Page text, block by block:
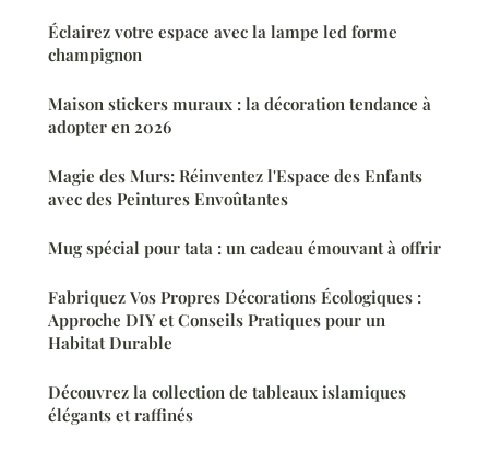
Éclairez votre espace avec la lampe led forme
champignon
Maison stickers muraux : la décoration tendance à
adopter en 2026
Magie des Murs: Réinventez l'Espace des Enfants
avec des Peintures Envoûtantes
Mug spécial pour tata : un cadeau émouvant à offrir
Fabriquez Vos Propres Décorations Écologiques :
Approche DIY et Conseils Pratiques pour un
Habitat Durable
Découvrez la collection de tableaux islamiques
élégants et raffinés